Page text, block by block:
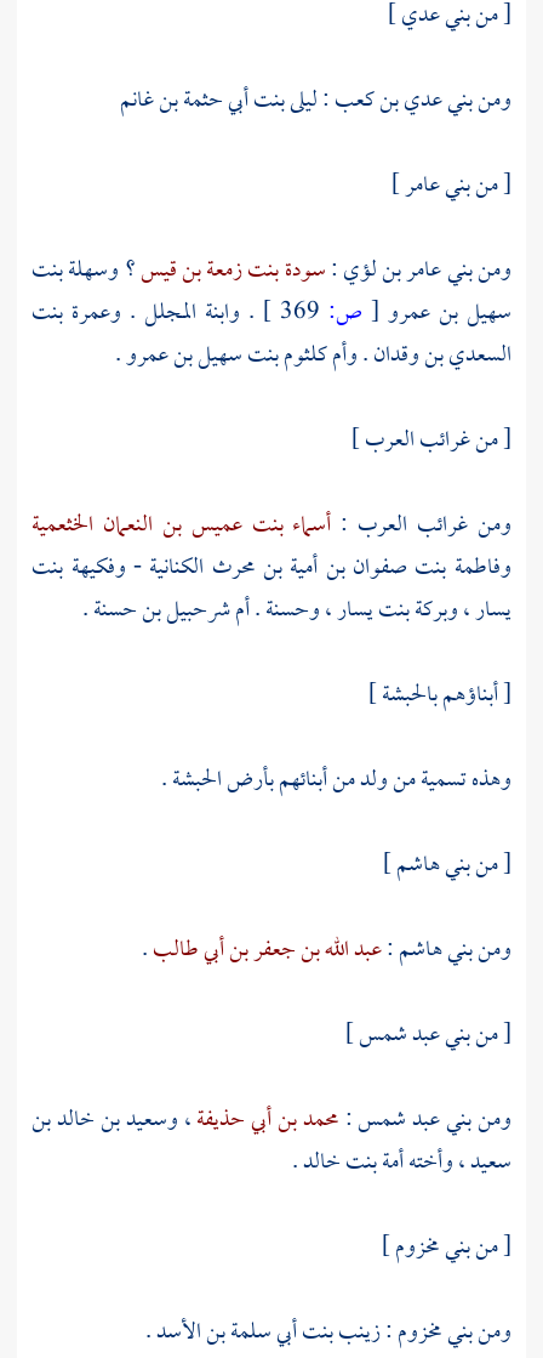
[ منبني عدي]
ومنبني عدي بن كعب:ليلى بنت أبي حثمة بن غانم
[ منبني عامر]
ومنبني عامر بن لؤي:سودة بنت زمعة بن قيس؟وسهلة بنت
سهيل بن عمرو [ ص: . وابنة المجلل . وعمرة بنت
السعدي بن وقدان.وأم كلثوم بنت سهيل بن عمرو.
[ من غرائب العرب ]
ومن غرائب العرب : أسماء بنت عميس بن النعمان الخثعمية
وفاطمة بنت صفوان بن أمية بن محرث الكنانية-وفكيهة بنت
يسار،وبركة بنت يسار،وحسنة.أم شرحبيل بن حسنة.
[ أبناؤهم بالحبشة ]
وهذه تسمية من ولد من أبنائهم بأرضالحبشة.
[ منبني هاشم]
ومنبني هاشم:عبد الله بن جعفر بن أبي طالب.
[ منبني عبد شمس]
ومنبني عبد شمس:محمد بن أبي حذيفة،وسعيد بن خالد بن
سعيد، وأختهأمة بنت خالد.
[ منبني مخزوم]
ومنبني مخزوم:زينب بنت أبي سلمة بن الأسد.